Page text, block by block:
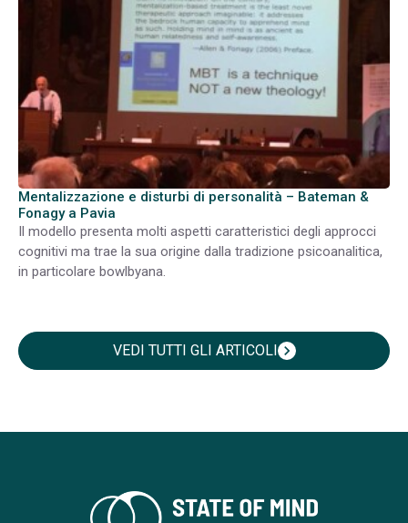
Mentalizzazione e disturbi di personalità – Bateman &
Fonagy a Pavia
Il modello presenta molti aspetti caratteristici degli approcci
cognitivi ma trae la sua origine dalla tradizione psicoanalitica,
in particolare bowlbyana.
VEDI TUTTI GLI ARTICOLI chevron_right